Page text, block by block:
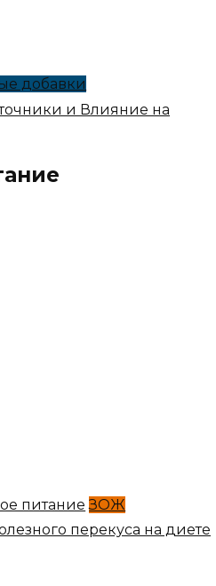
добавки
и Влияние на
питание ЗОЖ
перекуса на диете